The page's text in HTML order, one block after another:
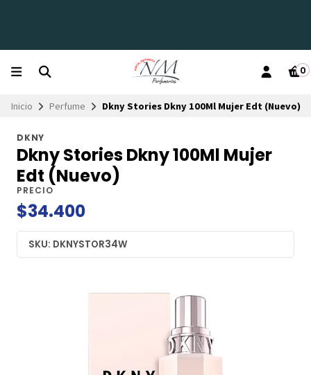
0
Inicio Perfume Dkny Stories Dkny 100Ml Mujer Edt (Nuevo)
DKNY
Dkny Stories Dkny 100Ml Mujer
Edt (Nuevo)
PRECIO
$34.400
SKU: DKNYSTOR34W